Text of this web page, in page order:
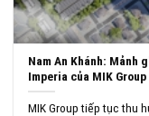
Nam An Khánh: Mảnh
Imperia của MIK Group
MIK Group tiếp tục thu